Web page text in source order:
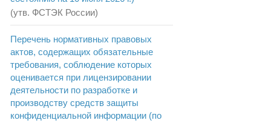
(утв. ФСТЭК России)
Перечень нормативных правовых
актов, содержащих обязательные
требования, соблюдение которых
оценивается при лицензировании
деятельности по разработке и
производству средств защиты
конфиденциальной информации (по